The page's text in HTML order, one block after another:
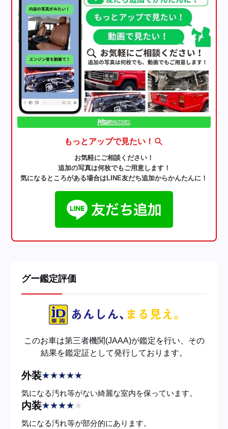
もっとアップで見たい！
お気軽にご相談ください！
追加の写真は何枚でもご用意します！
気になるところがある場合はLINE友だち追加からかんたんに！
グー鑑定評価
このお車は第三者機関(JAAA)が鑑定を行い、その
結果を鑑定証として発行しております。
外装★★★★★
気になる汚れ等がない綺麗な室内を保っています。
内装★★★★★
気になる汚れ等が部分的にあります。